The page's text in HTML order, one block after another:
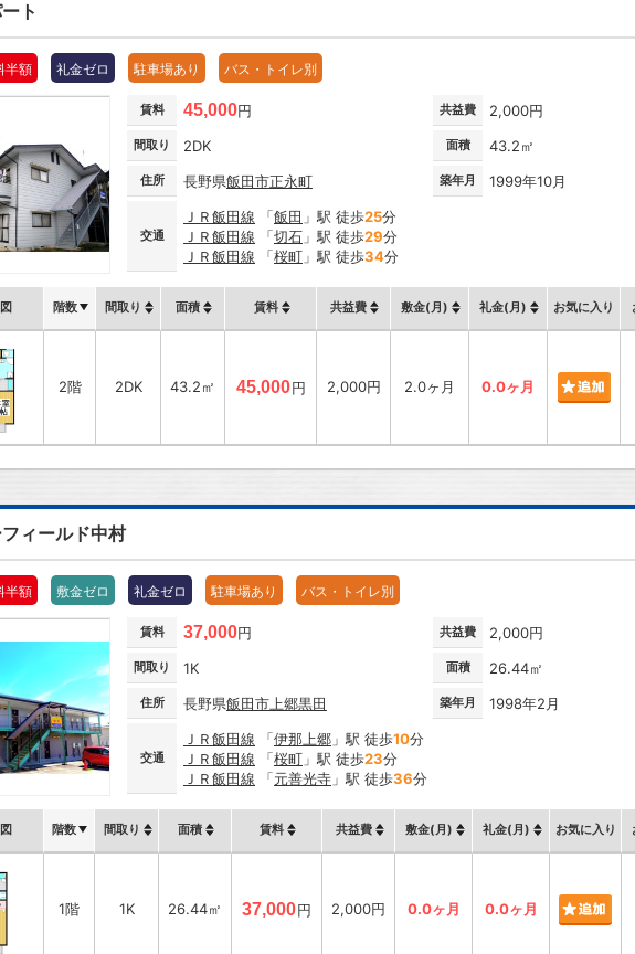
ト
半額 礼金ゼロ 駐車場あり バス・トイレ別
賃料 45,000円 共益費 2,000円
間取り 2DK 面積 43.2㎡
住所 長野県飯田市正永町 築年月 1999年10月
交通
ＪＲ飯田線 「飯田 」駅 徒歩25分
ＪＲ飯田線 「切石 」駅 徒歩29分
ＪＲ飯田線 「桜町 」駅 徒歩34分
階数 間取り 面積 賃料 共益費 敷金(月) 礼金(月) お気に入り
2階 2DK 43.2㎡ 45,000円 2,000円 2.0ヶ月 0.0ヶ月
ィールド中村
半額 敷金ゼロ 礼金ゼロ 駐車場あり バス・トイレ別
賃料 37,000円 共益費 2,000円
間取り 1K 面積 26.44㎡
住所 長野県飯田市 上郷黒田 築年月 1998年2月
交通
ＪＲ飯田線 「伊那上郷 」駅 徒歩10分
ＪＲ飯田線 「桜町 」駅 徒歩23分
ＪＲ飯田線 「元善光寺 」駅 徒歩36分
階数 間取り 面積 賃料 共益費 敷金(月) 礼金(月) お気に入り
1階 1K 26.44㎡ 37,000円 2,000円 0.0ヶ月 0.0ヶ月